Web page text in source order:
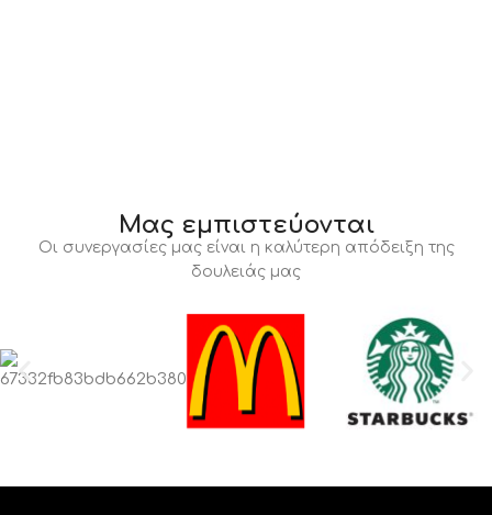
Μας εμπιστεύονται
Οι συνεργασίες μας είναι η καλύτερη απόδειξη της
δουλειάς μας